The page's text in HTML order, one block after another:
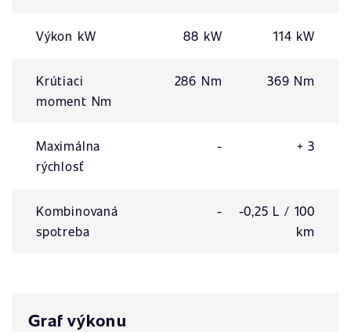
Výkon kW 88 kW 114 kW
Krútiaci
moment Nm
286 Nm 369 Nm
Maximálna
rýchlosť
- + 3
Kombinovaná
spotreba
-
-0,25 L / 100
km
Graf výkonu